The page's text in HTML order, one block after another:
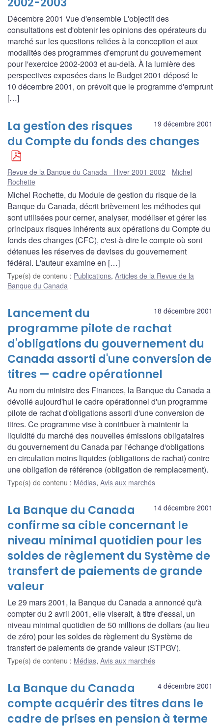
Décembre 2001 Vue d'ensemble L'objectif des
consultations est d'obtenir les opinions des opérateurs du
marché sur les questions reliées à la conception et aux
modalités des programmes d'emprunt du gouvernement
pour l'exercice 2002-2003 et au-delà. À la lumière des
perspectives exposées dans le Budget 2001 déposé le
10 décembre 2001, on prévoit que le programme d'emprunt
[…]
19 décembre 2001
La gestion des risques
du Compte du fonds des changes
Revue de la Banque du Canada - Hiver 2001-2002
Michel
Rochette
Michel Rochette, du Module de gestion du risque de la
Banque du Canada, décrit brièvement les méthodes qui
sont utilisées pour cerner, analyser, modéliser et gérer les
principaux risques inhérents aux opérations du Compte du
fonds des changes (CFC), c'est-à-dire le compte où sont
détenues les réserves de devises du gouvernement
fédéral. L'auteur examine en […]
Type(s) de contenu : Publications, Articles de la Revue de la
Banque du Canada
18 décembre 2001
Lancement du
programme pilote de rachat
d'obligations du gouvernement du
Canada assorti d'une conversion de
titres — cadre opérationnel
Au nom du ministre des Finances, la Banque du Canada a
dévoilé aujourd'hui le cadre opérationnel d'un programme
pilote de rachat d'obligations assorti d'une conversion de
titres. Ce programme vise à contribuer à maintenir la
liquidité du marché des nouvelles émissions obligataires
du gouvernement du Canada par l'échange d'obligations
en circulation moins liquides (obligations de rachat) contre
une obligation de référence (obligation de remplacement).
Type(s) de contenu : Médias, Avis aux marchés
14 décembre 2001
La Banque du Canada
confirme sa cible concernant le
niveau minimal quotidien pour les
soldes de règlement du Système de
transfert de paiements de grande
valeur
Le 29 mars 2001, la Banque du Canada a annoncé qu'à
compter du 2 avril 2001, elle viserait, à titre d'essai, un
niveau minimal quotidien de 50 millions de dollars (au lieu
de zéro) pour les soldes de règlement du Système de
transfert de paiements de grande valeur (STPGV).
Type(s) de contenu : Médias, Avis aux marchés
4 décembre 2001
La Banque du Canada
compte acquérir des titres dans le
cadre de prises en pension à terme